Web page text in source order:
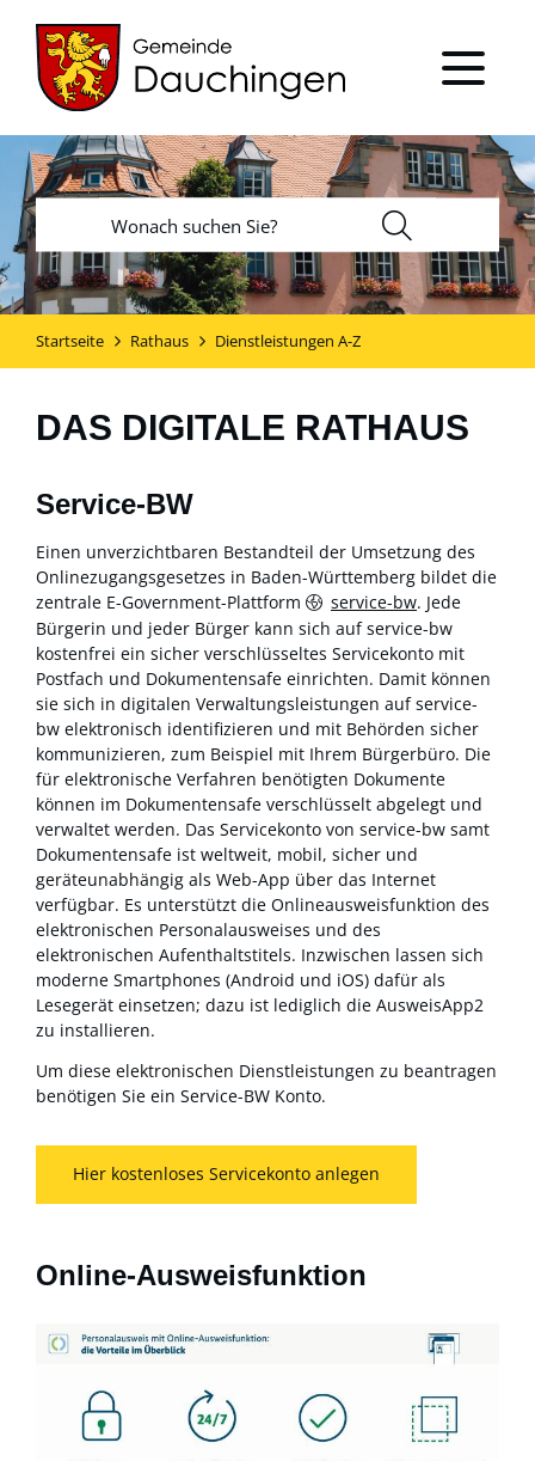
Startseite Rathaus Dienstleistungen A-Z
DAS DIGITALE RATHAUS
Service-BW
Einen unverzichtbaren Bestandteil der Umsetzung des
Onlinezugangsgesetzes in Baden-Württemberg bildet die
zentrale E-Government-Plattform
service-bw. Jede
Bürgerin und jeder Bürger kann sich auf service-bw
kostenfrei ein sicher verschlüsseltes Servicekonto mit
Postfach und Dokumentensafe einrichten. Damit können
sie sich in digitalen Verwaltungsleistungen auf service-
bw elektronisch identifizieren und mit Behörden sicher
kommunizieren, zum Beispiel mit Ihrem Bürgerbüro. Die
für elektronische Verfahren benötigten Dokumente
können im Dokumentensafe verschlüsselt abgelegt und
verwaltet werden. Das Servicekonto von service-bw samt
Dokumentensafe ist weltweit, mobil, sicher und
geräteunabhängig als Web-App über das Internet
verfügbar. Es unterstützt die Onlineausweisfunktion des
elektronischen Personalausweises und des
elektronischen Aufenthaltstitels. Inzwischen lassen sich
moderne Smartphones (Android und iOS) dafür als
Lesegerät einsetzen; dazu ist lediglich die AusweisApp2
zu installieren.
Um diese elektronischen Dienstleistungen zu beantragen
benötigen Sie ein Service-BW Konto.
Hier kostenloses Servicekonto anlegen
Online-Ausweisfunktion